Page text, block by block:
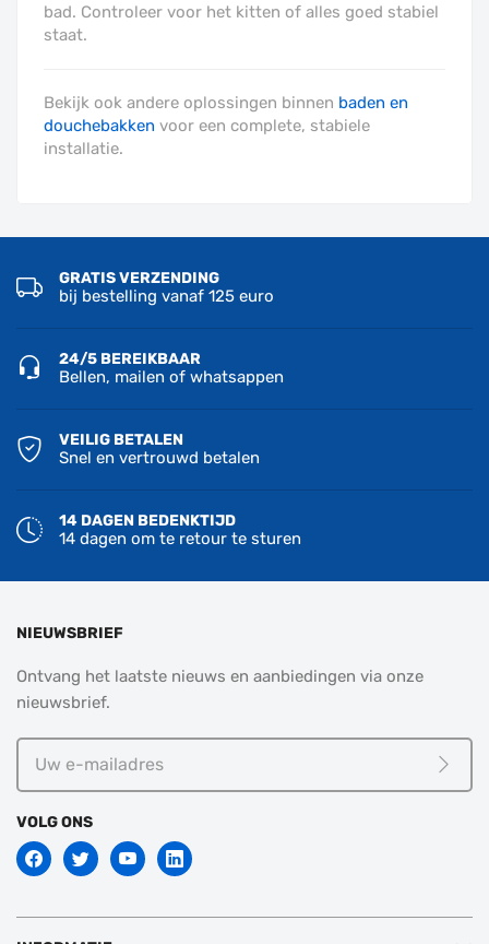
bad. Controleer voor het kitten of alles goed stabiel
staat.
Bekijk ook andere oplossingen binnen baden en
douchebakken voor een complete, stabiele
installatie.
GRATIS VERZENDING
bij bestelling vanaf 125 euro
24/5 BEREIKBAAR
Bellen, mailen of whatsappen
VEILIG BETALEN
Snel en vertrouwd betalen
14 DAGEN BEDENKTIJD
14 dagen om te retour te sturen
NIEUWSBRIEF
Ontvang het laatste nieuws en aanbiedingen via onze
nieuwsbrief.
Meld
VOLG ONS